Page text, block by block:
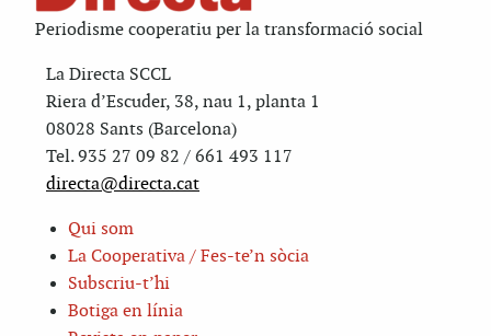
Periodisme cooperatiu per la transformació social
La Directa SCCL
Riera d’Escuder, 38, nau 1, planta 1
08028 Sants (Barcelona)
Tel. 935 27 09 82 / 661 493 117
directa@directa.cat
Qui som
La Cooperativa / Fes-te’n sòcia
Subscriu-t’hi
Botiga en línia